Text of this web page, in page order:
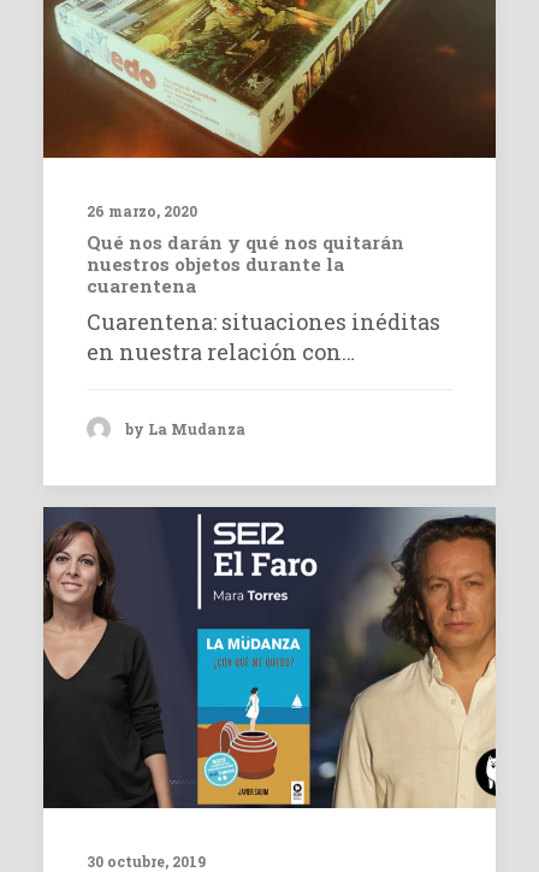
26 marzo, 2020
Qué nos darán y qué nos quitarán
nuestros objetos durante la
cuarentena
Cuarentena: situaciones inéditas
en nuestra relación con…
by La Mudanza
30 octubre, 2019